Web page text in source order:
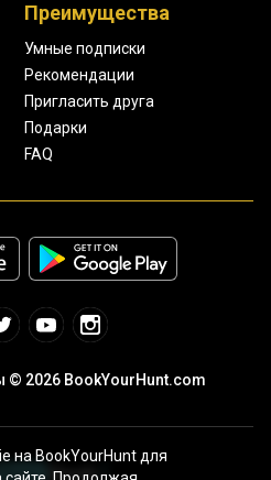
Преимущества
Умные подписки
Рекомендации
Пригласить друга
Подарки
FAQ
© 2026 BookYourHunt.com
на BookYourHunt для